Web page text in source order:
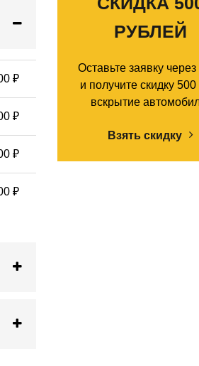
₽
₽
₽
₽
РУБЛЕЙ
Оставьте заявку через
и получите скидку 500
вскрытие
Взять скидку